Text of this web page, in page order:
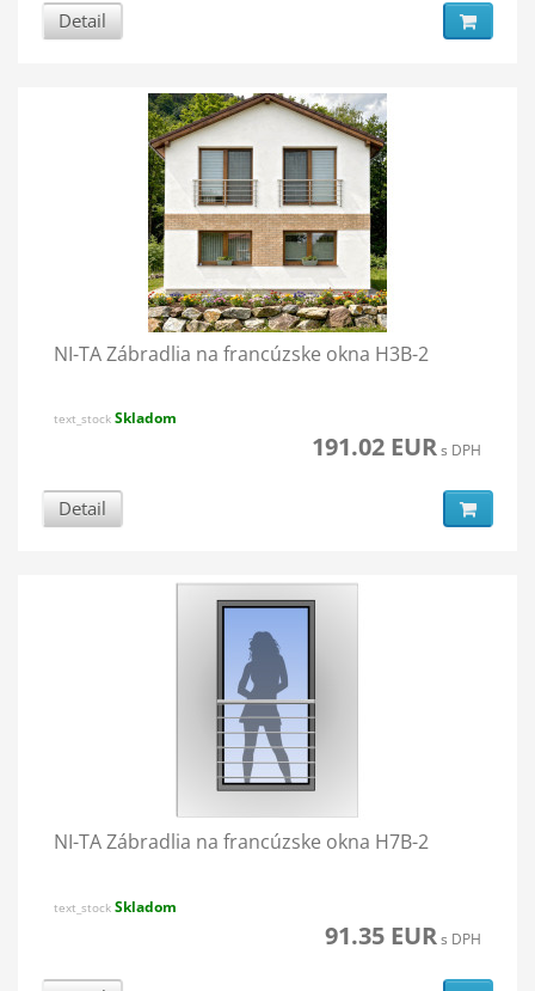
Detail
NI-TA Zábradlia na francúzske okna H3B-2
text_stock Skladom
191.02 EURs DPH
Detail
NI-TA Zábradlia na francúzske okna H7B-2
text_stock Skladom
91.35 EURs DPH